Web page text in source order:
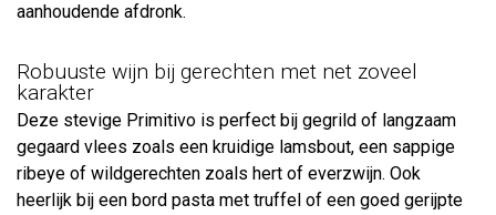
aanhoudende afdronk.
Robuuste wijn bij gerechten met net zoveel
karakter
Deze stevige Primitivo is perfect bij gegrild of langzaam
gegaard vlees zoals een kruidige lamsbout, een sappige
ribeye of wildgerechten zoals hert of everzwijn. Ook
heerlijk bij een bord pasta met truffel of een goed gerijpte